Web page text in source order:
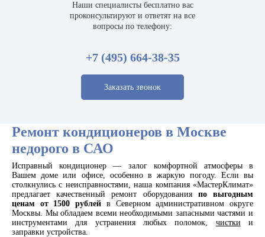
Наши специалисты бесплатно вас
проконсультируют и ответят на все
вопросы по телефону:
+7 (495) 664-38-35
Заказать звонок
Ремонт кондиционеров в Москве
недорого в САО
Исправный кондиционер — залог комфортной атмосферы в
Вашем доме или офисе, особенно в жаркую погоду. Если вы
столкнулись с неисправностями, наша компания «МастерКлимат»
предлагает качественный ремонт оборудованияпо выгодным
ценам
от 1500 рублей в Северном административном округе
Москвы. Мы обладаем всеми необходимыми запасными частями и
инструментами для устранения любых поломок, чистки и
заправки устройства.